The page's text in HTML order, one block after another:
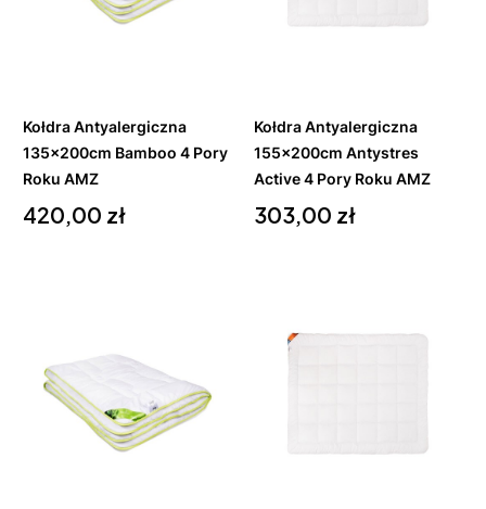
Kołdra Antyalergiczna
135x200cm Bamboo 4 Pory
Roku AMZ
Cena
420,00 zł
Kołdra Antyalergiczna
155x200cm Antystres
Active 4 Pory Roku AMZ
Cena
303,00 zł